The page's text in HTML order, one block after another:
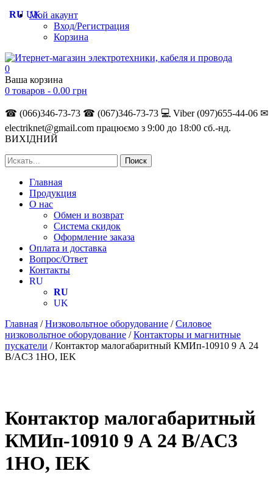
Мой акаунт
Вход/Регистрация
Корзина
0
Ваша корзина
0 товаров - 0.00 грн
☎ (066)346-73-73 ☎ (067)346-73-73 💻 Viber (097)655-44-06 ✉
electriknet@gmail.com працюємо з 9:00 до 18:00 сб.-нд.
ВИХІДНИЙ
Главная
Продукция
О нас
Обмен и возврат
Система скидок
Оформление заказа
Оплата и доставка
Вопрос/Ответ
Контакты
RU
RU
UK
Главная /Низковольтное оборудование /Силовое
низковольтное оборудование /Контакторы и магнитные
пускатели / Контактор малогабаритный КМИп-10910 9 А 24
В/AC3 1НО, IEK
Контактор малогабаритный
КМИп-10910 9 А 24 В/AC3
1НО, IEK
RU UK